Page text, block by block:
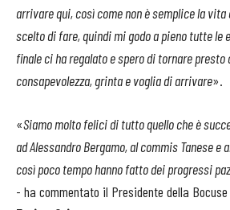
arrivare qui, così come non è semplice la
scelto di fare, quindi mi godo a pieno tutte le
finale ci ha regalato e spero di tornare presto
consapevolezza, grinta e voglia di arrivare».
«Siamo molto felici di tutto quello che è
ad Alessandro Bergamo, al commis Tanese e
così poco tempo hanno fatto dei progressi
- ha commentato il Presidente della Bocuse